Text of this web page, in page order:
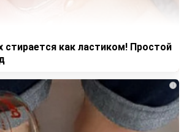
стирается как ластиком! Простой
i